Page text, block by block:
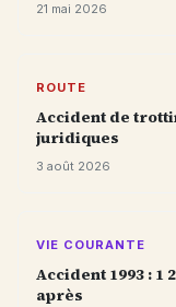
21 mai 2026
ROUTE
Accident de
juridiques
3 août 2026
VIE COURANTE
Accident 1993 : 1
après